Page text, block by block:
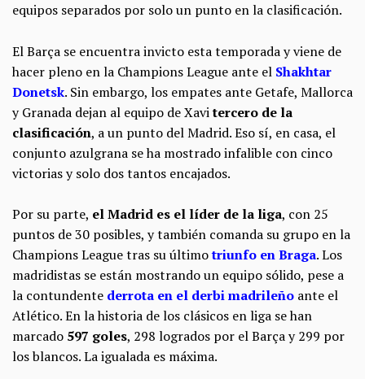
equipos separados por solo un punto en la clasificación.
El Barça se encuentra invicto esta temporada y viene de
hacer pleno en la Champions League ante el Shakhtar
Donetsk. Sin embargo, los empates ante Getafe, Mallorca
y Granada dejan al equipo de Xavitercero de la
clasificación, a un punto del Madrid. Eso sí, en casa, el
conjunto azulgrana se ha mostrado infalible con cinco
victorias y solo dos tantos encajados.
Por su parte, el Madrid es el líder de la liga, con 25
puntos de 30 posibles, y también comanda su grupo en la
Champions League tras su últimotriunfo en Braga. Los
madridistas se están mostrando un equipo sólido, pese a
la contundente derrota en el derbi madrileño ante el
Atlético. En la historia de los clásicos en liga se han
marcado 597 goles, 298 logrados por el Barça y 299 por
los blancos. La igualada es máxima.